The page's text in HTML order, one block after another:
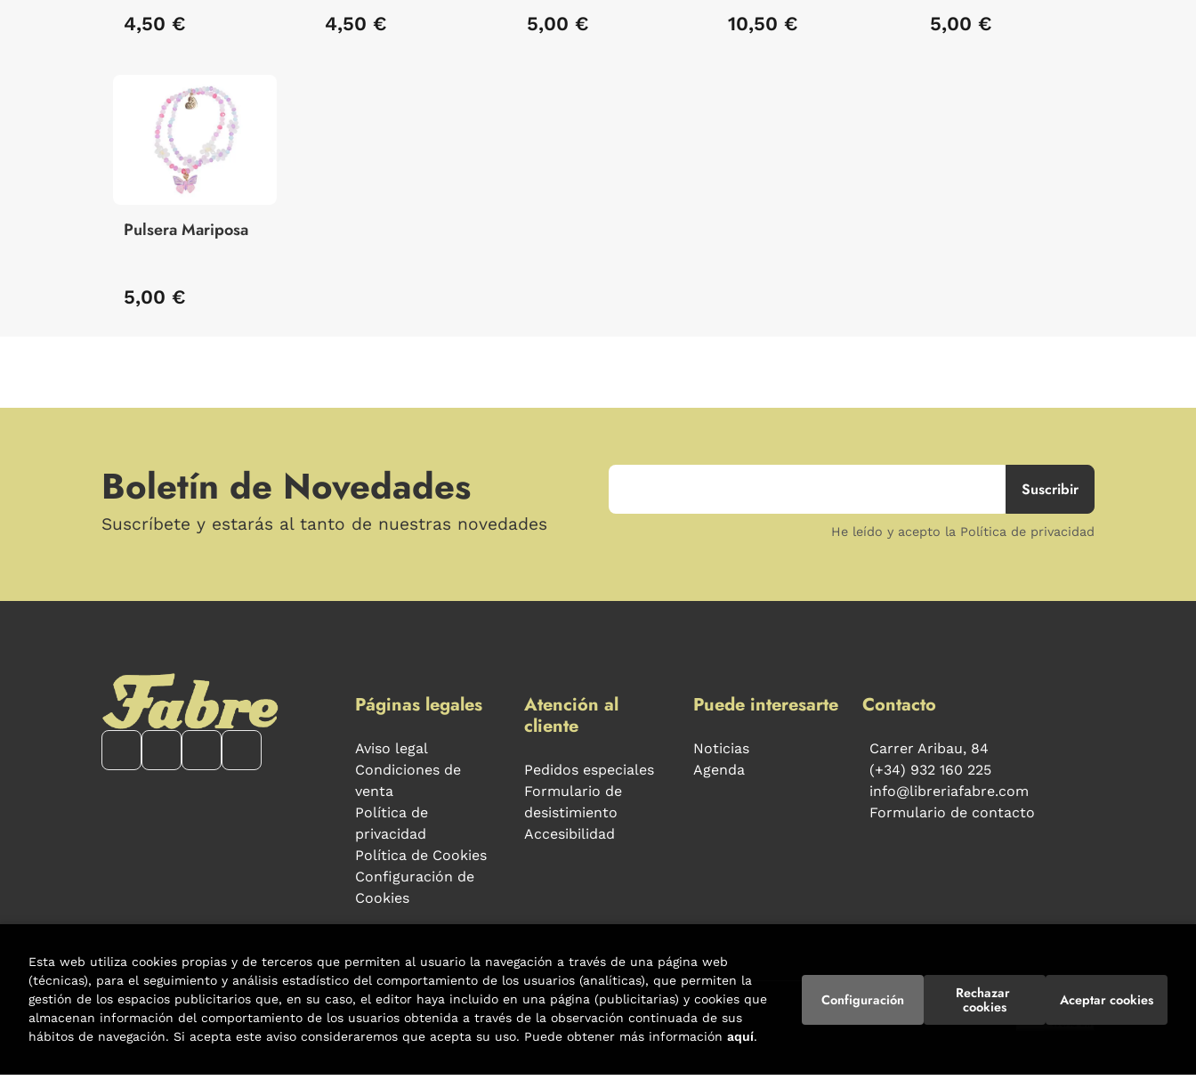
Pares
4,50 € 4,50 € 5,00 € 10,50 € 5,00 €
Pulsera Mariposa
5,00 €
Boletín de Novedades
Suscríbete y estarás al tanto de nuestras novedades He leído y acepto la Política de privacidad
Páginas legales
Aviso legal
Condiciones de
venta
Política de
privacidad
Política de Cookies
Configuración de
Cookies
Atención al
cliente
Pedidos especiales
Formulario de
desistimiento
Accesibilidad
Puede interesarte
Noticias
Agenda
Contacto
Carrer Aribau, 84
(+34) 932 160 225
info@libreriafabre.com
Formulario de contacto
2026 © Fabre . Todos los Derechos Reservados | Trevenque Group
Esta web utiliza cookies propias y de terceros que permiten al usuario la navegación a través de una página web
(técnicas), para el seguimiento y análisis estadístico del comportamiento de los usuarios (analíticas), que permiten la
gestión de los espacios publicitarios que, en su caso, el editor haya incluido en una página (publicitarias) y cookies que
almacenan información del comportamiento de los usuarios obtenida a través de la observación continuada de sus
hábitos de navegación. Si acepta este aviso consideraremos que acepta su uso. Puede obtener más información aquí.
Configuración
Rechazar
cookies
Aceptar cookies